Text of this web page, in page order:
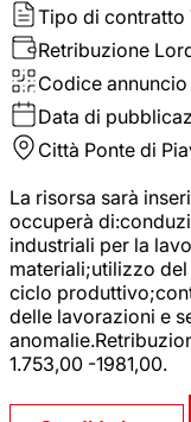
Tipo di contratto
Retribuzione
Codice annuncio
Data di
Città Ponte di
La risorsa sarà
occuperà
industriali per la
materiali;utilizzo
ciclo
delle lavorazioni e
1.753,00 -1981,00.